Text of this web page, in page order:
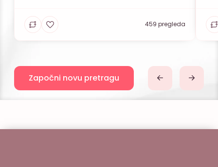
lakoćom krećemo kroz raznovrsne glazbene
žanrove i […]
459 pregleda
Započni novu pretragu